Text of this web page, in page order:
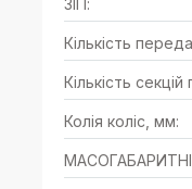
ЗІП:
Кількість
Кількість
Колія коліс, мм:
МАСОГАБАРИТНІ